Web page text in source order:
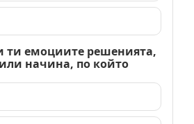
ти емоциите решенията,
начина, по който